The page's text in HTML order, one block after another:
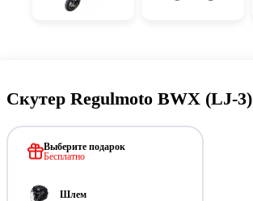
Скутер Regulmoto BWX (LJ-3)
Выберите подарок
Бесплатно
Шлем